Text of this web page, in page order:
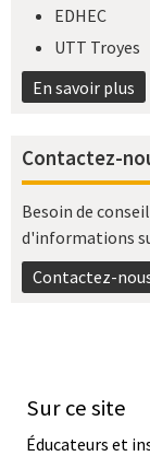
EDHEC
UTT Troyes
En savoir plus
Contactez-
Besoin de
d'informations
Contactez-
Sur ce site
Éducateurs et